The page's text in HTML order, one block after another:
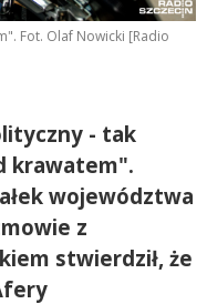
Fot. Olaf Nowicki [Radio
- tak
krawatem".
województwa
z
stwierdził, że